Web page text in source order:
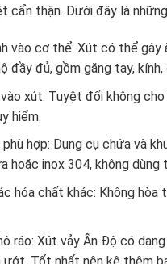
cẩn thận. Dưới đây là
vào cơ thể: Xút có thể gây
đầy đủ, gồm găng tay, kính,
xút: Tuyệt đối không
hiểm.
hợp: Dụng cụ chứa và
hoặc inox 304, không
hóa chất khác: Không
ráo: Xút vảy Ấn Độ có
ướt. Tốt nhất nên kê thêm